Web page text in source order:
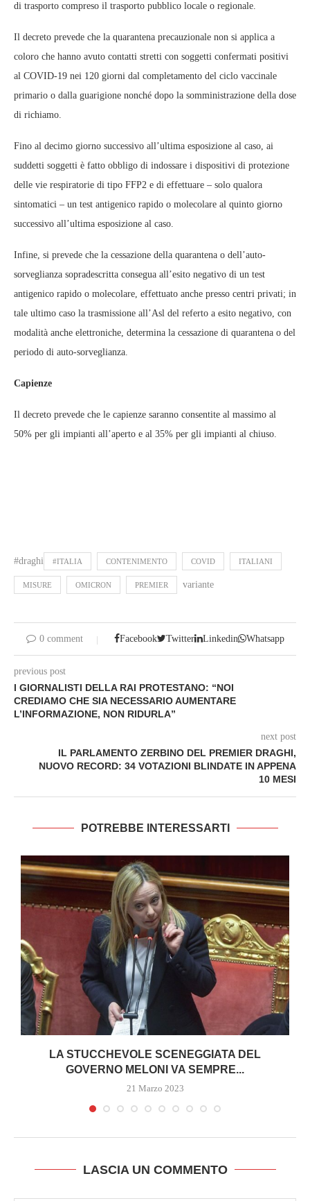
di trasporto compreso il trasporto pubblico locale o regionale.
Il decreto prevede che la quarantena precauzionale non si applica a
coloro che hanno avuto contatti stretti con soggetti confermati positivi
al COVID-19 nei 120 giorni dal completamento del ciclo vaccinale
primario o dalla guarigione nonché dopo la somministrazione della dose
di richiamo.
Fino al decimo giorno successivo all’ultima esposizione al caso, ai
suddetti soggetti è fatto obbligo di indossare i dispositivi di protezione
delle vie respiratorie di tipo FFP2 e di effettuare – solo qualora
sintomatici – un test antigenico rapido o molecolare al quinto giorno
successivo all’ultima esposizione al caso.
Infine, si prevede che la cessazione della quarantena o dell’auto-
sorveglianza sopradescritta consegua all’esito negativo di un test
antigenico rapido o molecolare, effettuato anche presso centri privati; in
tale ultimo caso la trasmissione all’Asl del referto a esito negativo, con
modalità anche elettroniche, determina la cessazione di quarantena o del
periodo di auto-sorveglianza.
Capienze
Il decreto prevede che le capienze saranno consentite al massimo al
50% per gli impianti all’aperto e al 35% per gli impianti al chiuso.
#draghi #ITALIA CONTENIMENTO COVID ITALIANI
MISURE OMICRON PREMIER variante
0 comment Facebook Twitter Linkedin Whatsapp
previous post
I GIORNALISTI DELLA RAI PROTESTANO: “NOI
CREDIAMO CHE SIA NECESSARIO AUMENTARE
L’INFORMAZIONE, NON RIDURLA”
next post
IL PARLAMENTO ZERBINO DEL PREMIER DRAGHI,
NUOVO RECORD: 34 VOTAZIONI BLINDATE IN APPENA
10 MESI
POTREBBE INTERESSARTI
LA STUCCHEVOLE SCENEGGIATA DEL
GOVERNO MELONI VA SEMPRE...
21 Marzo 2023
LASCIA UN COMMENTO